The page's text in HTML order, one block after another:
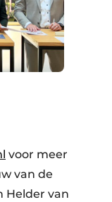
voor meer
van de
Helder van